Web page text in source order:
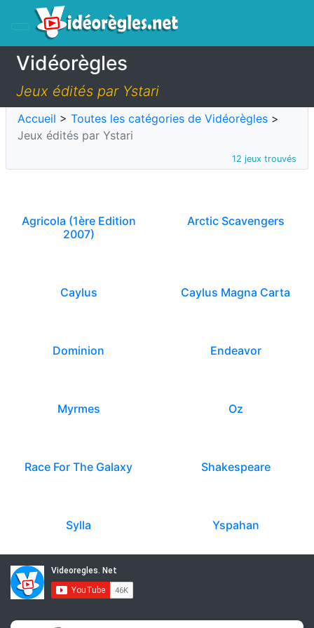
Vidéorègles
Jeux édités par Ystari
Accueil > Toutes les catégories de Vidéorègles >
Jeux édités par Ystari
12 jeux trouvés
Agricola (1ère Edition
2007)
Arctic Scavengers
Caylus Caylus Magna Carta
Dominion Endeavor
Myrmes Oz
Race For The Galaxy Shakespeare
Sylla Yspahan